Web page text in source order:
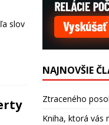
slov
NAJNOVŠIE
Ztraceného
Kniha, ktorá vás